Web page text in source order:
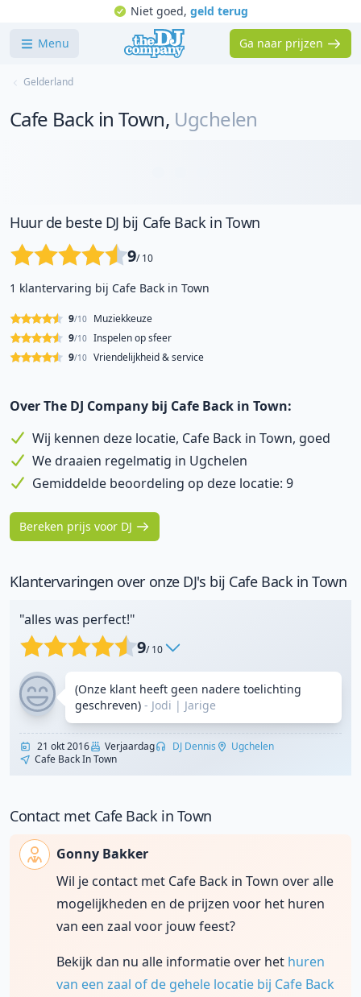
Niet goed, geld terug
Menu Ga naar prijzen
Gelderland
Cafe Back in Town, Ugchelen
Huur de beste DJ bij Cafe Back in Town
9/ 10
1 klantervaring bij Cafe Back in Town
Muziekkeuze
9/10
Inspelen op sfeer
9/10
Vriendelijkheid & service
9/10
Over The DJ Company bij Cafe Back in Town:
Wij kennen deze locatie, Cafe Back in Town, goed
We draaien regelmatig in Ugchelen
Gemiddelde beoordeling op deze locatie: 9
Bereken prijs voor DJ
Klantervaringen over onze DJ's bij Cafe Back in Town
"alles was perfect!"
9/ 10
(Onze klant heeft geen nadere toelichting
geschreven) - Jodi | Jarige
21 okt 2016 Verjaardag DJ Dennis
Ugchelen
Cafe Back In Town
Contact met Cafe Back in Town
Gonny Bakker
Wil je contact met Cafe Back in Town over alle
mogelijkheden en de prijzen voor het huren
van een zaal voor jouw feest?
Bekijk dan nu alle informatie over het huren
van een zaal of de gehele locatie bij Cafe Back